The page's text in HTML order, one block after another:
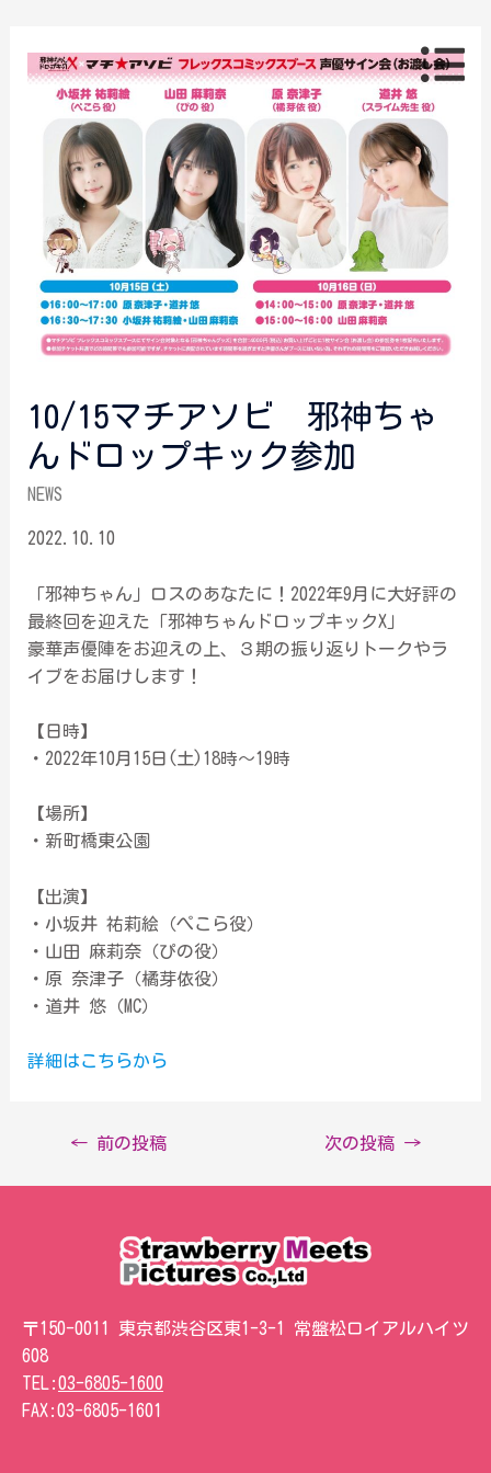
10/15マチアソビ 邪神ちゃ
んドロップキック参加
NEWS
2022.10.10
「邪神ちゃん」ロスのあなたに！2022年9月に大好評の
最終回を迎えた「邪神ちゃんドロップキックX」
豪華声優陣をお迎えの上、３期の振り返りトークやラ
イブをお届けします！
【日時】
・2022年10月15日(土)18時〜19時
【場所】
・新町橋東公園
【出演】
・小坂井 祐莉絵（ぺこら役）
・山田 麻莉奈（ぴの役）
・原 奈津子（橘芽依役）
・道井 悠（MC）
詳細はこちらから
←前の投稿 次の投稿 →
〒150-0011 東京都渋谷区東1-3-1 常盤松ロイアルハイツ
608
TEL:03-6805-1600
FAX:03-6805-1601